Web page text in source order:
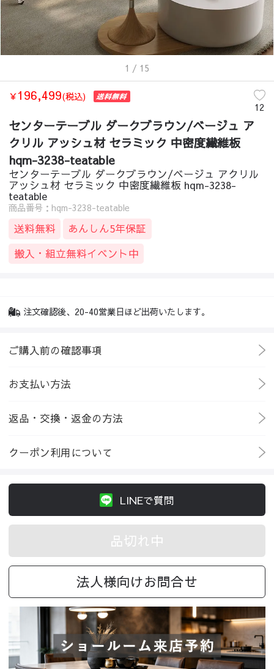
1 / 15
￥196,499(税込)
12
センターテーブル ダークブラウン/ベージュ ア
クリル アッシュ材 セラミック 中密度繊維板
hqm-3238-teatable
センターテーブル ダークブラウン/ベージュ アクリル
アッシュ材 セラミック 中密度繊維板 hqm-3238-
teatable
商品番号：hqm-3238-teatable
送料無料
あんしん5年保証
搬入・組立無料イベント中
注文確認後、20-40営業日ほど出荷いたします。
ご購入前の確認事項
お支払い方法
返品・交換・返金の方法
クーポン利用について
LINEで質問
品切れ中
法人様向けお問合せ